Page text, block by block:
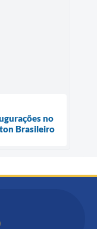
no
Brasileiro